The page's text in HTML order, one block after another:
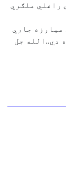
راغلي ملګري
مبارزه جاري
دي..الله جل